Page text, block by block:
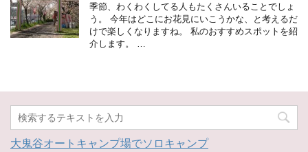
季節、わくわくしてる人もたくさんいることでしょ
う。 今年はどこにお花見にいこうかな、と考えるだ
けで楽しくなりますね。 私のおすすめスポットを紹
介します。 …
大鬼谷オートキャンプ場でソロキャンプ